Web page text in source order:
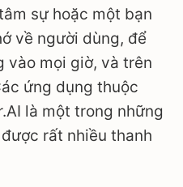
sự hoặc một bạn
về người dùng, để
vào mọi giờ, và trên
ứng dụng thuộc
là một trong những
rất nhiều thanh